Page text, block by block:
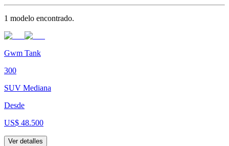
1 modelo encontrado.
Gwm Tank
300
SUV Mediana
Desde
US$ 48.500
Ver detalles